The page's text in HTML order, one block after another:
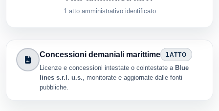
1 atto amministrativo identificato
Concessioni demaniali marittime 1ATTO
Licenze e concessioni intestate o cointestate a Blue
lines s.r.l. u.s., monitorate e aggiornate dalle fonti
pubbliche.